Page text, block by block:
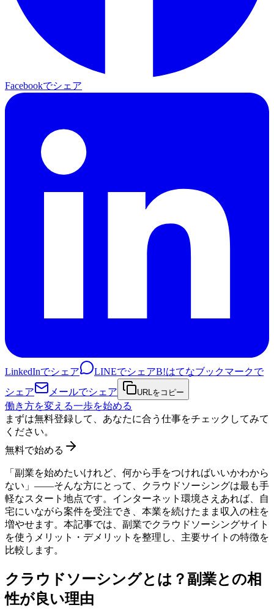
Facebookでシェア
LinkedInでシェア LINEでシェアB!はてなブックマークで
シェア
メールでシェア URLをコピー
働き方を変える一歩を始める
まずは無料登録して、あなたに合う仕事をチェックしてみて
ください。
無料で始める
「副業を始めたいけれど、何から手をつければいいかわから
ない」——そんな方にとって、クラウドソーシングは最も手
軽なスタート地点です。インターネット環境さえあれば、自
宅にいながら案件を受注でき、本業を続けたまま収入の柱を
増やせます。本記事では、副業でクラウドソーシングサイト
を使うメリット・デメリットを整理し、主要サイトの特徴を
比較します。
クラウドソーシングとは？副業との相
性が良い理由